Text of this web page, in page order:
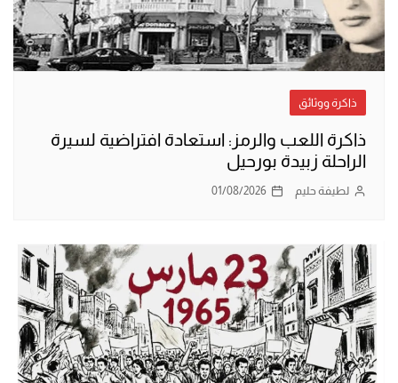
ذاكرة ووثائق
ذاكرة اللعب والرمز: استعادة افتراضية لسيرة
الراحلة زبيدة بورحيل
لطيفة حليم 01/08/2026